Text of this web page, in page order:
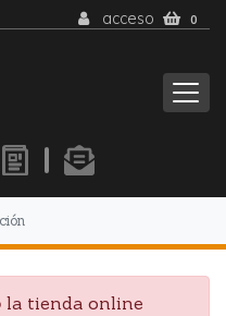
acceso 0
la tienda online